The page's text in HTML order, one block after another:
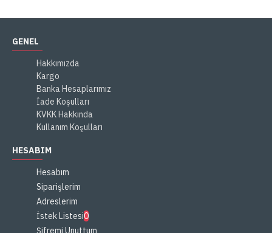
GENEL
Hakkımızda
Kargo
Banka Hesaplarımız
İade Koşulları
KVKK Hakkında
Kullanım Koşulları
HESABIM
Hesabım
Siparişlerim
Adreslerim
İstek Listesi0
Şifremi Unuttum